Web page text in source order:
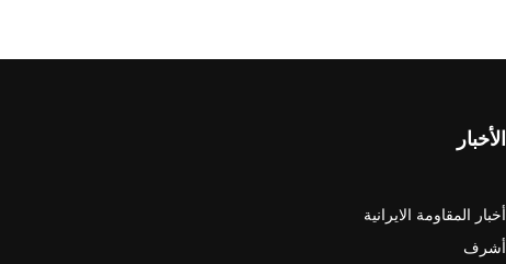
الأخبار
أخبار المقاومة الايرانية
أشرف